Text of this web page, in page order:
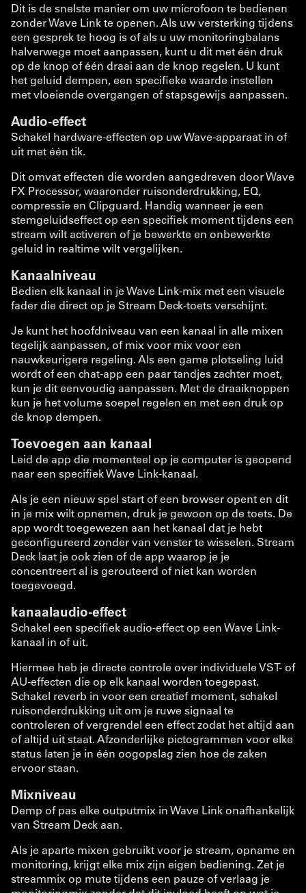
Dit is de snelste manier om uw microfoon te bedienen
zonder Wave Link te openen. Als uw versterking tijdens
een gesprek te hoog is of als u uw monitoringbalans
halverwege moet aanpassen, kunt u dit met één druk
op de knop of één draai aan de knop regelen. U kunt
het geluid dempen, een specifieke waarde instellen
met vloeiende overgangen of stapsgewijs aanpassen.
Audio-effect
Schakel hardware-effecten op uw Wave-apparaat in of
uit met één tik.
Dit omvat effecten die worden aangedreven door Wave
FX Processor, waaronder ruisonderdrukking, EQ,
compressie en Clipguard. Handig wanneer je een
stemgeluidseffect op een specifiek moment tijdens een
stream wilt activeren of je bewerkte en onbewerkte
geluid in realtime wilt vergelijken.
Kanaalniveau
Bedien elk kanaal in je Wave Link-mix met een visuele
fader die direct op je Stream Deck-toets verschijnt.
Je kunt het hoofdniveau van een kanaal in alle mixen
tegelijk aanpassen, of mix voor mix voor een
nauwkeurigere regeling. Als een game plotseling luid
wordt of een chat-app een paar tandjes zachter moet,
kun je dit eenvoudig aanpassen. Met de draaiknoppen
kun je het volume soepel regelen en met een druk op
de knop dempen.
Toevoegen aan kanaal
Leid de app die momenteel op je computer is geopend
naar een specifiek Wave Link-kanaal.
Als je een nieuw spel start of een browser opent en dit
in je mix wilt opnemen, druk je gewoon op de toets. De
app wordt toegewezen aan het kanaal dat je hebt
geconfigureerd zonder van venster te wisselen. Stream
Deck laat je ook zien of de app waarop je je
concentreert al is gerouteerd of niet kan worden
toegevoegd.
kanaalaudio-effect
Schakel een specifiek audio-effect op een Wave Link-
kanaal in of uit.
Hiermee heb je directe controle over individuele VST- of
AU-effecten die op elk kanaal worden toegepast.
Schakel reverb in voor een creatief moment, schakel
ruisonderdrukking uit om je ruwe signaal te
controleren of vergrendel een effect zodat het altijd aan
of altijd uit staat. Afzonderlijke pictogrammen voor elke
status laten je in één oogopslag zien hoe de zaken
ervoor staan.
Mixniveau
Demp of pas elke outputmix in Wave Link onafhankelijk
van Stream Deck aan.
Als je aparte mixen gebruikt voor je stream, opname en
monitoring, krijgt elke mix zijn eigen bediening. Zet je
streammix op mute tijdens een pauze of verlaag je